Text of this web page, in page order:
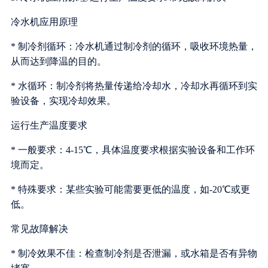
冷水机应用原理
* 制冷剂循环：冷水机通过制冷剂的循环，吸收环境热量，
从而达到降温的目的。
* 水循环：制冷剂将热量传递给冷却水，冷却水再循环到实
验设备，实现冷却效果。
运行生产温度要求
* 一般要求：4-15℃，具体温度要求根据实验设备和工作环
境而定。
* 特殊要求：某些实验可能需要更低的温度，如-20℃或更
低。
常见故障解决
* 制冷效果不佳：检查制冷剂是否泄漏，或水箱是否有异物